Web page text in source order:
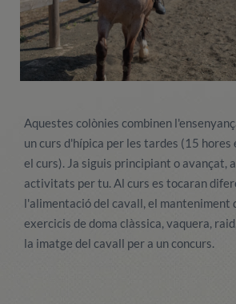
Aquestes colònies combinen
un curs d'hípica per les tardes (15
el curs). Ja siguis principiant o avançat,
activitats per tu. Al curs es tocaran
l'alimentació del cavall, el manteniment
exercicis de doma clàssica, vaquera,
la imatge del cavall per a un concurs.